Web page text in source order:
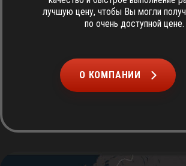
лучшую цену, чтобы Вы могли
по очень доступной цене.
О КОМПАНИИ